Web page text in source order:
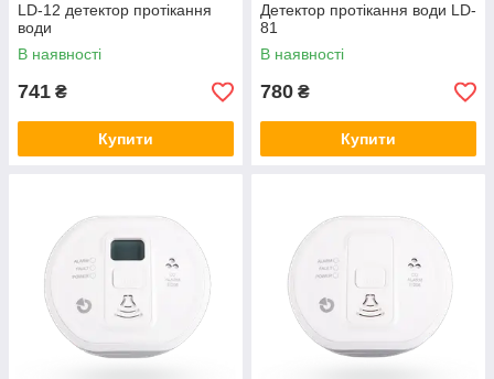
LD-12 детектор протікання
води
В наявності
741 ₴
Купити
Детектор протікання води LD-
81
В наявності
780 ₴
Купити